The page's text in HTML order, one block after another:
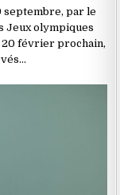
septembre, par le
Jeux olympiques
20 février prochain,